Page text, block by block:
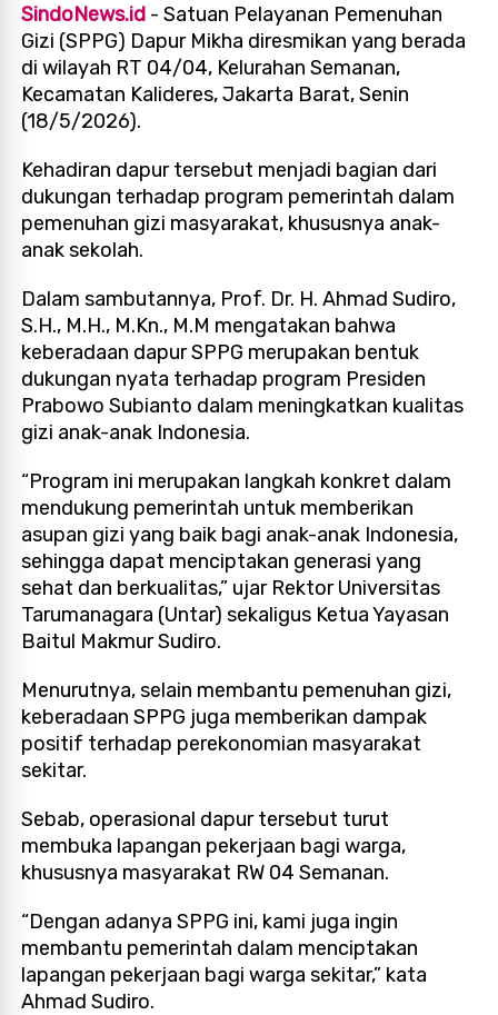
SindoNews.id - Satuan Pelayanan Pemenuhan
Gizi (SPPG) Dapur Mikha diresmikan yang berada
di wilayah RT 04/04, Kelurahan Semanan,
Kecamatan Kalideres, Jakarta Barat, Senin
(18/5/2026).
Kehadiran dapur tersebut menjadi bagian dari
dukungan terhadap program pemerintah dalam
pemenuhan gizi masyarakat, khususnya anak-
anak sekolah.
Dalam sambutannya, Prof. Dr. H. Ahmad Sudiro,
S.H., M.H., M.Kn., M.M mengatakan bahwa
keberadaan dapur SPPG merupakan bentuk
dukungan nyata terhadap program Presiden
Prabowo Subianto dalam meningkatkan kualitas
gizi anak-anak Indonesia.
“Program ini merupakan langkah konkret dalam
mendukung pemerintah untuk memberikan
asupan gizi yang baik bagi anak-anak Indonesia,
sehingga dapat menciptakan generasi yang
sehat dan berkualitas,” ujar Rektor Universitas
Tarumanagara (Untar) sekaligus Ketua Yayasan
Baitul Makmur Sudiro.
Menurutnya, selain membantu pemenuhan gizi,
keberadaan SPPG juga memberikan dampak
positif terhadap perekonomian masyarakat
sekitar.
Sebab, operasional dapur tersebut turut
membuka lapangan pekerjaan bagi warga,
khususnya masyarakat RW 04 Semanan.
“Dengan adanya SPPG ini, kami juga ingin
membantu pemerintah dalam menciptakan
lapangan pekerjaan bagi warga sekitar,” kata
Ahmad Sudiro.